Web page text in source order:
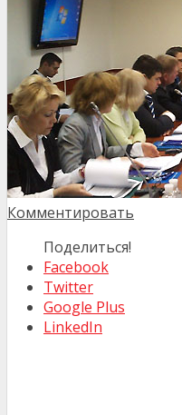
Комментировать
Поделиться!
Facebook
Twitter
Google Plus
LinkedIn